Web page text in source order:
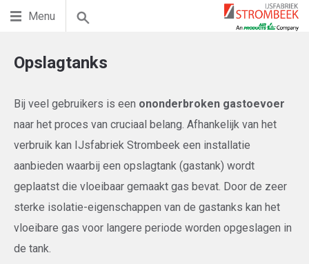
Menu
Opslagtanks
Bij veel gebruikers is een ononderbroken gastoevoer
naar het proces van cruciaal belang. Afhankelijk van het
verbruik kan IJsfabriek Strombeek een installatie
aanbieden waarbij een opslagtank (gastank) wordt
geplaatst die vloeibaar gemaakt gas bevat. Door de zeer
sterke isolatie-eigenschappen van de gastanks kan het
vloeibare gas voor langere periode worden opgeslagen in
de tank.